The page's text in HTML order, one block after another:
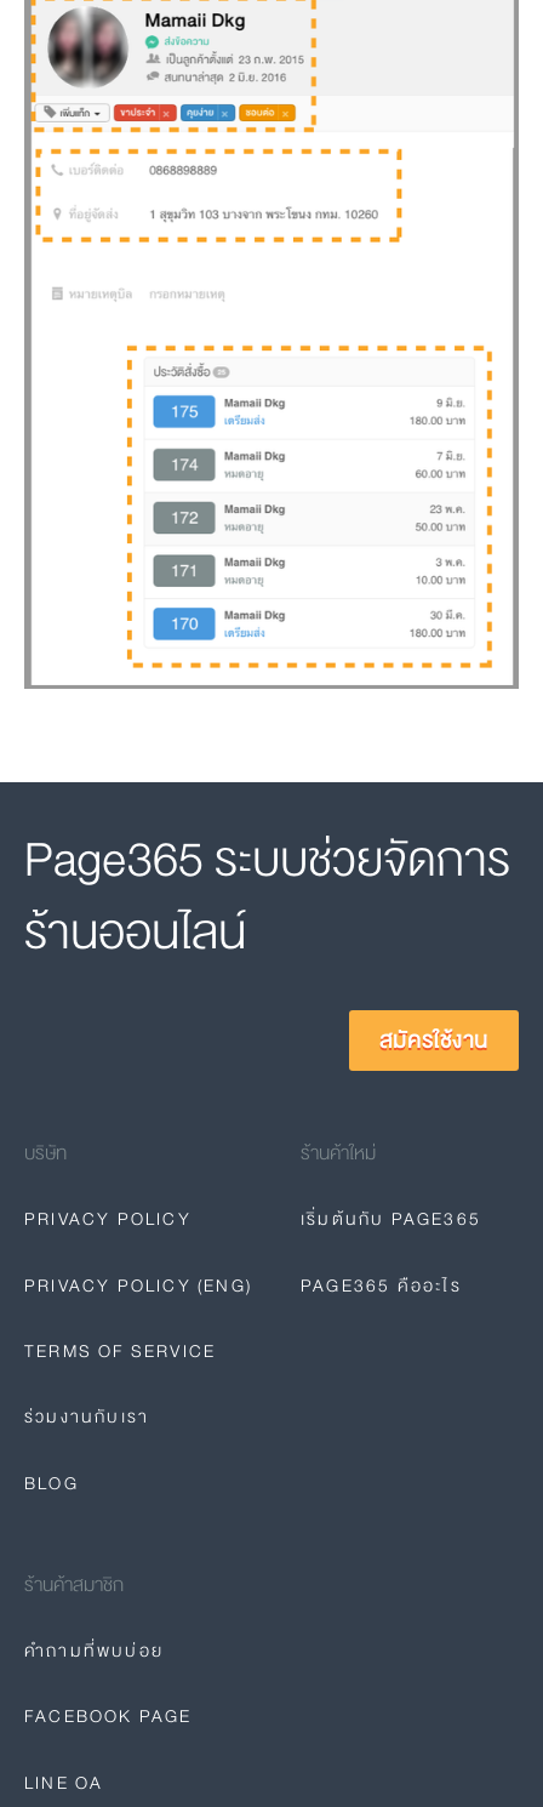
Page365 ระบบช่วยจัดการ
ร้านออนไลน์
สมัครใช้งาน
บริษัท
PRIVACY POLICY
PRIVACY POLICY (ENG)
TERMS OF SERVICE
ร่วมงานกับเรา
BLOG
ร้านค้าใหม่
เริ่มต้นกับ PAGE365
PAGE365 คืออะไร
ร้านค้าสมาชิก
คำถามที่พบบ่อย
FACEBOOK PAGE
LINE OA